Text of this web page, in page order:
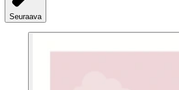
Seuraava